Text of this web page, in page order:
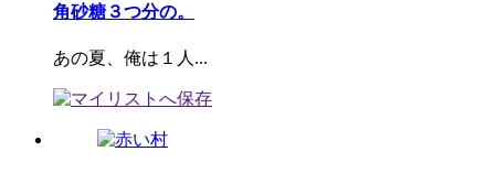
角砂糖３つ分の。
あの夏、俺は１人...